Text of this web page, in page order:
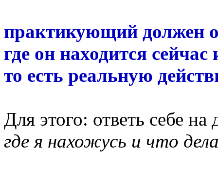
практикующий должен
где он находится
то есть реальную
Для этого: ответь себе
где я нахожусь и что